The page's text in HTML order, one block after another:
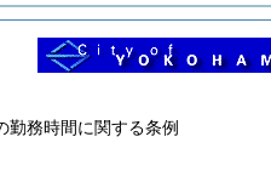
勤務時間に関する条例